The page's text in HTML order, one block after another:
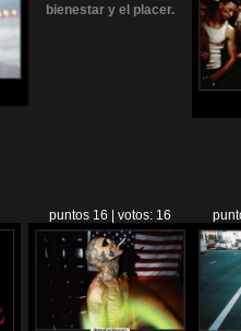
puntos 16 | votos: 16